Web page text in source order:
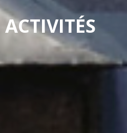
ACTIVITÉS